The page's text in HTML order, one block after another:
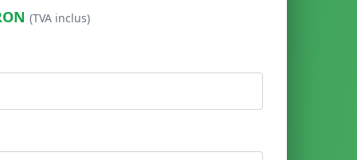
(TVA inclus)